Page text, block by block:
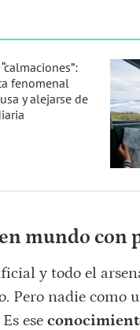
fenomenal
y alejarse de
mundo con
y todo el
Pero nadie como
Es ese